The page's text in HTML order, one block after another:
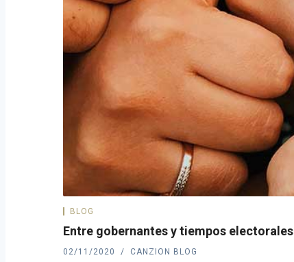
BLOG
Entre gobernantes y tiempos electorales
02/11/2020 CANZION BLOG